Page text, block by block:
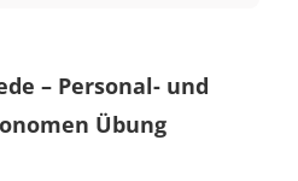
– Personal- und
Übung